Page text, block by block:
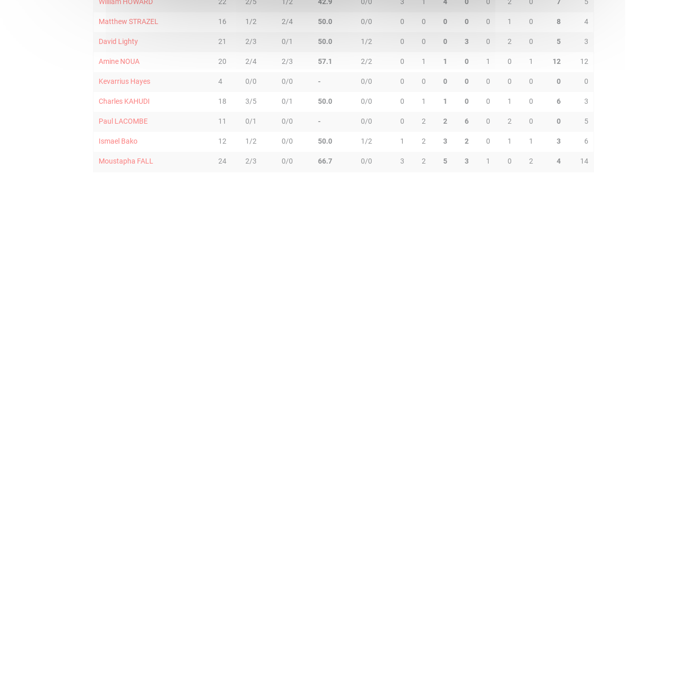
Matthew STRAZEL 16 1/2 2/4 50.0 0/0 0 0 0 0 0 1 0 8 4
David Lighty 21 2/3 0/1 50.0 1/2 0 0 0 3 0 2 0 5 3
Amine NOUA 20 2/4 2/3 57.1 2/2 0 1 1 0 1 0 1 12 12
Kevarrius Hayes 4 0/0 0/0 - 0/0 0 0 0 0 0 0 0 0 0
Charles KAHUDI 18 3/5 0/1 50.0 0/0 0 1 1 0 0 1 0 6 3
Paul LACOMBE 11 0/1 0/0 - 0/0 0 2 2 6 0 2 0 0 5
Ismael Bako 12 1/2 0/0 50.0 1/2 1 2 3 2 0 1 1 3 6
Moustapha FALL 24 2/3 0/0 66.7 0/0 3 2 5 3 1 0 2 4 14